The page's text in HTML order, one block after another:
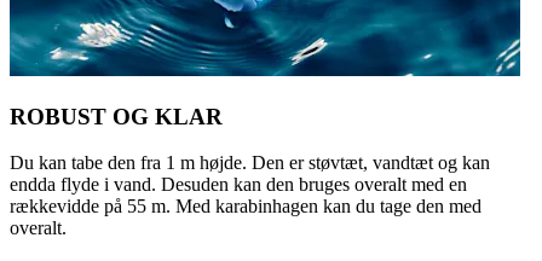
ROBUST OG KLAR
Du kan tabe den fra 1 m højde. Den er støvtæt, vandtæt og kan
endda flyde i vand. Desuden kan den bruges overalt med en
rækkevidde på 55 m. Med karabinhagen kan du tage den med
overalt.